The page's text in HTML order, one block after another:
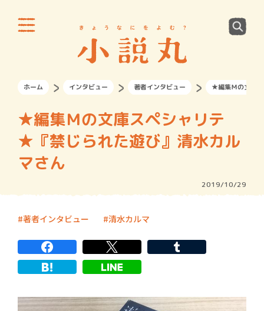
ホーム インタビュー 著者インタビュー ★編集Ｍの文庫
★編集Ｍの文庫スペシャリテ
★『禁じられた遊び』清水カル
マさん
2019/10/29
著者インタビュー 清水カルマ
著者近影(写真)